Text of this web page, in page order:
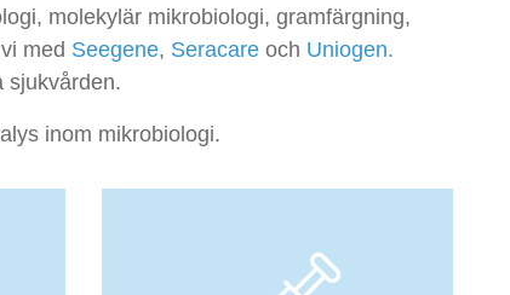
molekylär mikrobiologi, gramfärgning,
med Seegene, Seracare och Uniogen.
sjukvården.
inom mikrobiologi.